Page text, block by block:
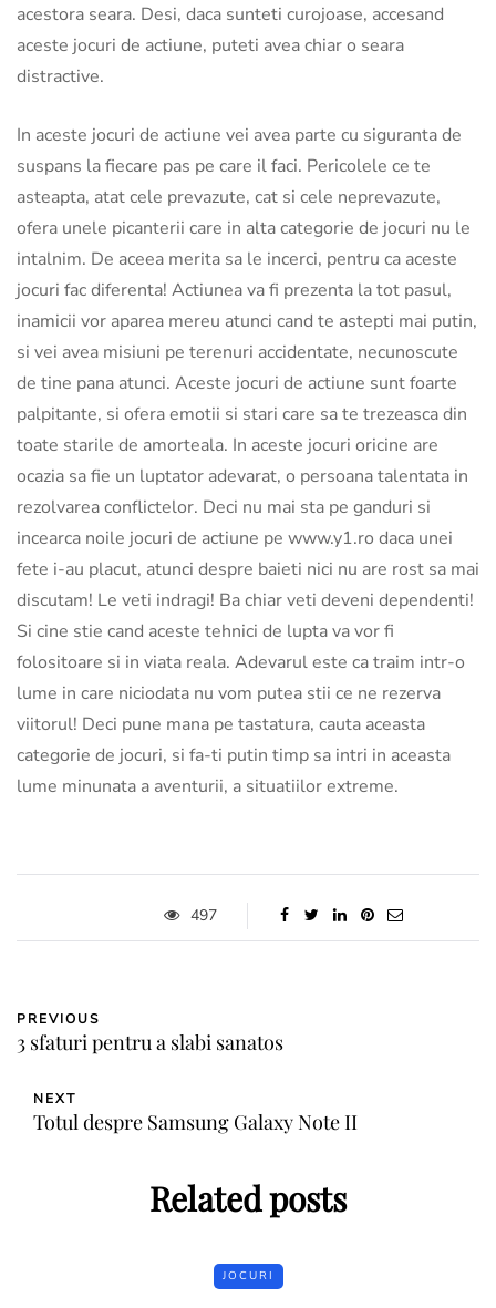
acestora seara. Desi, daca sunteti curojoase, accesand
aceste jocuri de actiune, puteti avea chiar o seara
distractive.
In aceste jocuri de actiune vei avea parte cu siguranta de
suspans la fiecare pas pe care il faci. Pericolele ce te
asteapta, atat cele prevazute, cat si cele neprevazute,
ofera unele picanterii care in alta categorie de jocuri nu le
intalnim. De aceea merita sa le incerci, pentru ca aceste
jocuri fac diferenta! Actiunea va fi prezenta la tot pasul,
inamicii vor aparea mereu atunci cand te astepti mai putin,
si vei avea misiuni pe terenuri accidentate, necunoscute
de tine pana atunci. Aceste jocuri de actiune sunt foarte
palpitante, si ofera emotii si stari care sa te trezeasca din
toate starile de amorteala. In aceste jocuri oricine are
ocazia sa fie un luptator adevarat, o persoana talentata in
rezolvarea conflictelor. Deci nu mai sta pe ganduri si
incearca noile jocuri de actiune pe www.y1.ro daca unei
fete i-au placut, atunci despre baieti nici nu are rost sa mai
discutam! Le veti indragi! Ba chiar veti deveni dependenti!
Si cine stie cand aceste tehnici de lupta va vor fi
folositoare si in viata reala. Adevarul este ca traim intr-o
lume in care niciodata nu vom putea stii ce ne rezerva
viitorul! Deci pune mana pe tastatura, cauta aceasta
categorie de jocuri, si fa-ti putin timp sa intri in aceasta
lume minunata a aventurii, a situatiilor extreme.
497
PREVIOUS
3 sfaturi pentru a slabi sanatos
NEXT
Totul despre Samsung Galaxy Note II
Related posts
JOCURI